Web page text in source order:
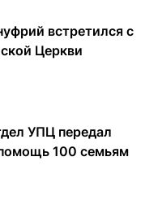
встретился с
Церкви
УПЦ передал
100 семьям